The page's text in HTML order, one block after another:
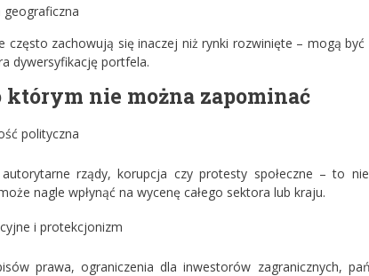
geograficzna
często zachowują się inaczej niż rynki rozwinięte – mogą
dywersyfikację portfela.
którym nie można zapominać
polityczna
rządy, korupcja czy protesty społeczne – to
nagle wpłynąć na wycenę całego sektora lub kraju.
i protekcjonizm
prawa, ograniczenia dla inwestorów zagranicznych,